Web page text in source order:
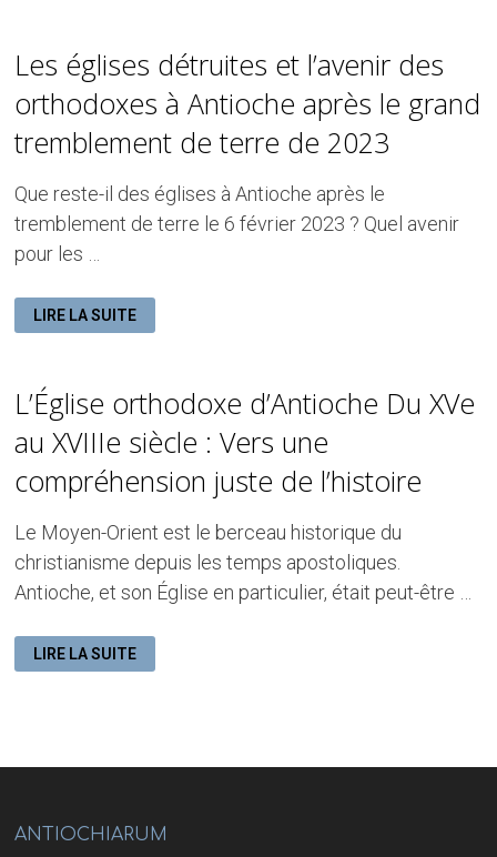
DÉSASTRE
!
Les églises détruites et l’avenir des
orthodoxes à Antioche après le grand
tremblement de terre de 2023
Que reste-il des églises à Antioche après le
tremblement de terre le 6 février 2023 ? Quel avenir
pour les …
LES
ÉGLISES
DÉTRUITES
DES
ORTHODOXES
À
ANTIOCHE
APRÈS
GRAND
TREMBLEMENT
TERRE
DE
2023
LIRE LA SUITE
L’Église orthodoxe d’Antioche Du XVe
au XVIIIe siècle : Vers une
compréhension juste de l’histoire
Le Moyen-Orient est le berceau historique du
christianisme depuis les temps apostoliques.
Antioche, et son Église en particulier, était peut-être …
L’ÉGLISE
ORTHODOXE
D’ANTIOCHE
:
JUSTE
DE
LIRE LA SUITE
ANTIOCHIARUM